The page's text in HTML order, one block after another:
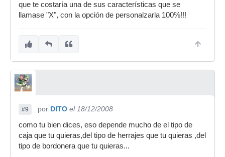
que cuesta lo que teneis por aqui.
Esta última caja es preciosa, cada vez me
mira que ya me gustaban de carallo, pero es que
grandota con esos aros...
que te costaría una de sus características que se
llamase "X", con la opción de personalzarla 100%!!!
#9 por DITO el 18/12/2008
como tu bien dices, eso depende mucho de el tipo de
caja que tu quieras,del tipo de herrajes que tu quieras ,del
tipo de bordonera que tu quieras...